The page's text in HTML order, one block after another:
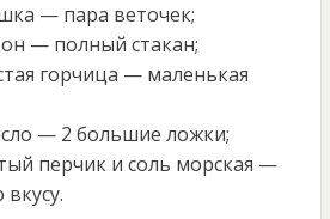
— пара веточек;
— полный стакан;
горчица — маленькая
— 2 большие ложки;
перчик и соль морская —